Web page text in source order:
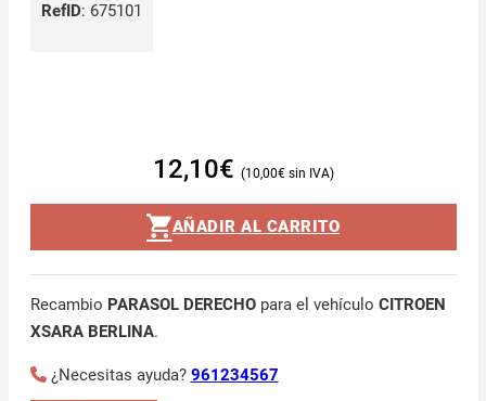
RefID: 675101
12,10€ 10,00€
AÑADIR AL CARRITO
Recambio PARASOL DERECHOpara el vehículo CITROEN
XSARA BERLINA.
¿Necesitas ayuda? 961234567